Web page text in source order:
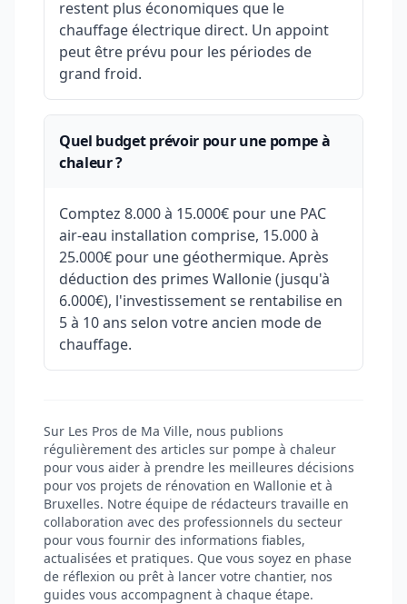
restent plus économiques que le
chauffage électrique direct. Un appoint
peut être prévu pour les périodes de
grand froid.
Quel budget prévoir pour une pompe à
chaleur ?
Comptez 8.000 à 15.000€ pour une PAC
air-eau installation comprise, 15.000 à
25.000€ pour une géothermique. Après
déduction des primes Wallonie (jusqu'à
6.000€), l'investissement se rentabilise en
5 à 10 ans selon votre ancien mode de
chauffage.
Sur Les Pros de Ma Ville, nous publions
régulièrement des articles sur pompe à chaleur
pour vous aider à prendre les meilleures décisions
pour vos projets de rénovation en Wallonie et à
Bruxelles. Notre équipe de rédacteurs travaille en
collaboration avec des professionnels du secteur
pour vous fournir des informations fiables,
actualisées et pratiques. Que vous soyez en phase
de réflexion ou prêt à lancer votre chantier, nos
guides vous accompagnent à chaque étape.